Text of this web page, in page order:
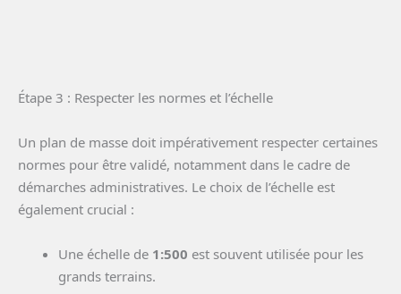
Étape 3 : Respecter les normes et l’échelle
Un plan de masse doit impérativement respecter certaines
normes pour être validé, notamment dans le cadre de
démarches administratives. Le choix de l’échelle est
également crucial :
Une échelle de 1:500 est souvent utilisée pour les
grands terrains.